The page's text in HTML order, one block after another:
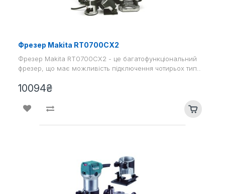
Фрезер Makita RT0700CX2
Фрезер Makita RT0700CX2 - це багатофункціональний
фрезер, що має можливість підключення чотирьох тип..
10094₴